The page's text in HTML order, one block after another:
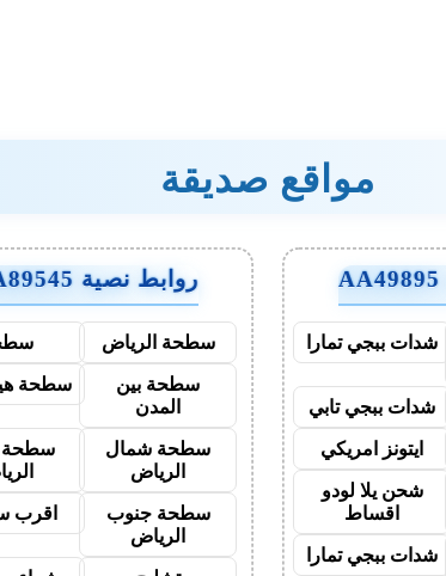
مواقع صديقة
شدات ببجي تمارا
شدات ببجي تابي
ايتونز امريكي
شحن يلا لودو
اقساط
شدات ببجي تمارا
روابط نصية AA89545
سطحة الرياض
سطحة بين
المدن
سطحة
سطحة شمال
الرياض
سطحة جنوب
الرياض
اقرب